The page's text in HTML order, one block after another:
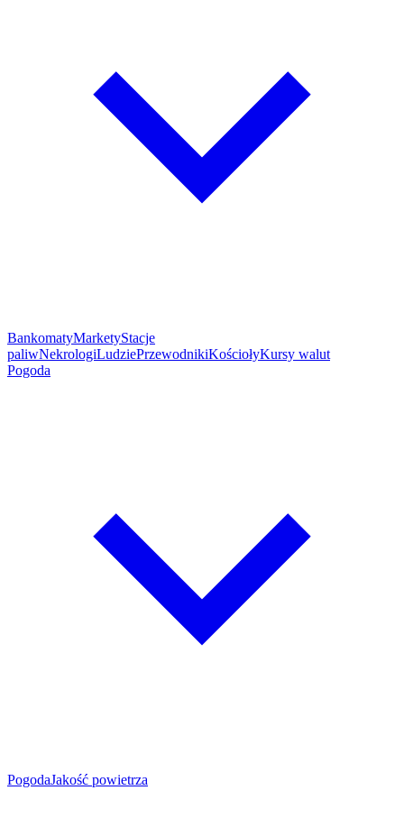
BankomatyMarketyStacje
paliwNekrologiLudziePrzewodnikiKościołyKursy walut
Pogoda
PogodaJakość powietrza